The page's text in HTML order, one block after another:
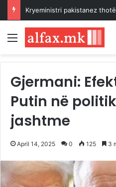
Menu
Gjermani:
Putin në
jashtme
April 14, 2025 0 125 3